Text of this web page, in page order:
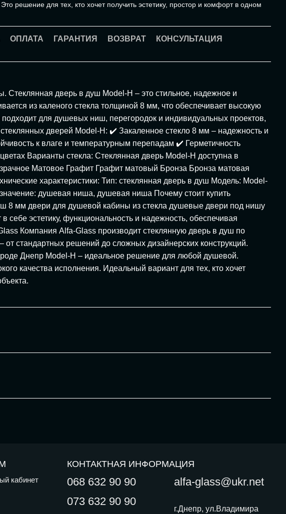
решение для тех, кто хочет получить эстетику, простор и комфорт в одном
ОПЛАТА ГАРАНТИЯ ВОЗВРАТ КОНСУЛЬТАЦИЯ
дверь в душ Model-H – это стильное, надежное и
из каленого стекла толщиной 8 мм, что обеспечивает высокую
для душевых ниш, перегородок и индивидуальных проектов,
дверей Model-H: ✔️ Закаленное стекло 8 мм – надежность и
к влаге и температурным перепадам ✔️ Герметичность
Варианты стекла: Стеклянная дверь Model-H доступна в
Матовое Графит Графит матовый Бронза Бронза матовая
характеристики: Тип: стеклянная дверь в душ Модель: Model-
душевая ниша, душевая ниша Почему стоит купить
8 мм двери для душевой кабины из стекла душевые двери под нишу
эстетику, функциональность и надежность, обеспечивая
Компания Alfa-Glass производит стеклянную дверь в душ по
стандартных решений до сложных дизайнерских конструкций.
Днепр Model-H – идеальное решение для любой душевой.
качества исполнения. Идеальный вариант для тех, кто хочет
кабинет
КОНТАКТНАЯ ИНФОРМАЦИЯ
068 632 90 90
073 632 90 90
alfa-glass@ukr.net
г.Днепр, ул.Владимира